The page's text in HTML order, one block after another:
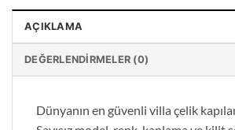
AÇIKLAMA
DEĞERLENDIRMELER (0)
Dünyanın en güvenli villa çelik